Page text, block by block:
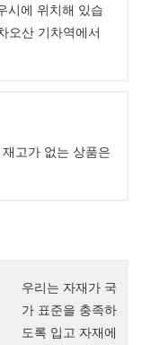
시에 위치해 있습
오산 기차역에서
고가 없는 상품은
우리는 자재가 국
가 표준을 충족하
도록 입고 자재에